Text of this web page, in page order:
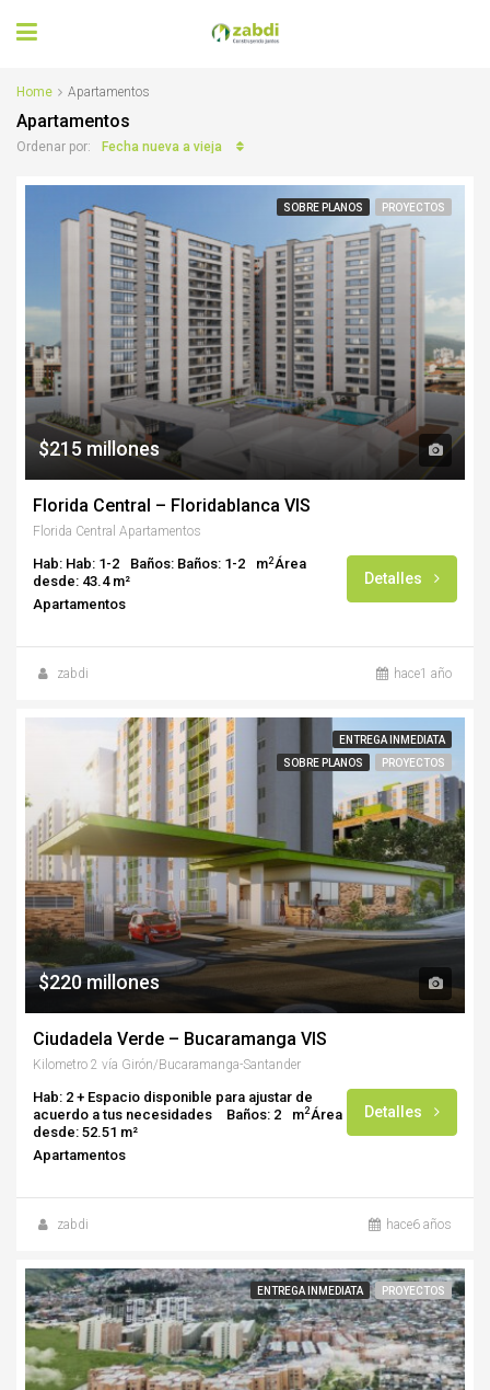
Home Apartamentos
Apartamentos
Ordenar por: Fecha nueva a vieja
SOBRE PLANOS PROYECTOS
$215 millones
Florida Central – Floridablanca VIS
Florida Central Apartamentos
Hab: Hab: 1-2 Baños: Baños: 1-2 m2Área
desde: 43.4 m²
Apartamentos
Detalles
zabdi hace1 año
ENTREGA INMEDIATA
SOBRE PLANOS
PROYECTOS
$220 millones
Ciudadela Verde – Bucaramanga VIS
Kilometro 2 vía Girón/Bucaramanga-Santander
Hab: 2 + Espacio disponible para ajustar de
acuerdo a tus necesidades
Baños: 2 m2Área
desde: 52.51 m²
Apartamentos
Detalles
zabdi hace6 años
ENTREGA INMEDIATA PROYECTOS